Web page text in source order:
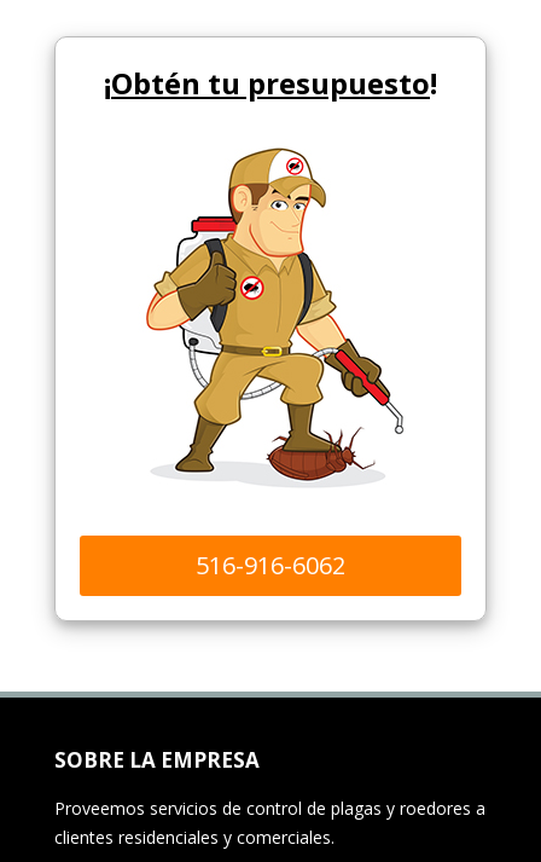
¡Obtén tu presupuesto!
516-916-6062
SOBRE LA EMPRESA
Proveemos servicios de control de plagas y roedores a
clientes residenciales y comerciales.